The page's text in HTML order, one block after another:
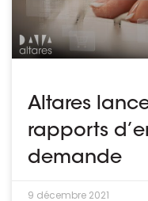
Altares
rapports
demande
9 décembre 2021